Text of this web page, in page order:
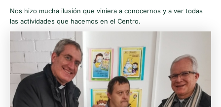
Nos hizo mucha ilusión que viniera a conocernos y a ver todas
las actividades que hacemos en el Centro.